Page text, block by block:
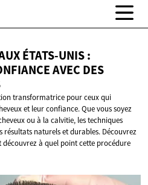
ÉTATS-UNIS :
AVEC DES
transformatrice pour ceux qui
et leur confiance. Que vous soyez
ou à la calvitie, les techniques
résultats naturels et durables. Découvrez
découvrez à quel point cette procédure